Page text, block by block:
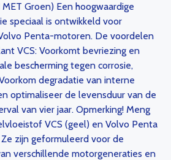
Groen) Een hoogwaardige
speciaal is ontwikkeld voor
Penta-motoren. De voordelen
VCS: Voorkomt bevriezing en
bescherming tegen corrosie,
degradatie van interne
optimaliseer de levensduur van de
van vier jaar. Opmerking! Meng
VCS (geel) en Volvo Penta
zijn geformuleerd voor de
verschillende motorgeneraties en